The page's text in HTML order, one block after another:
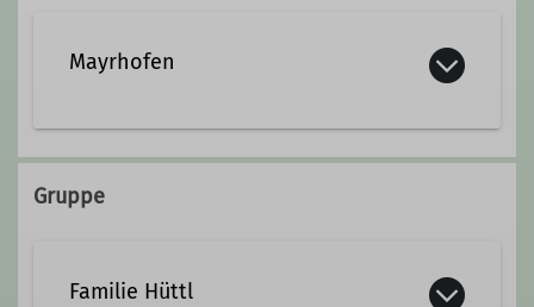
thomas.huettl@dav-otterfing.de
Ämter
Mayrhofen
Gruppe
Familie Hüttl